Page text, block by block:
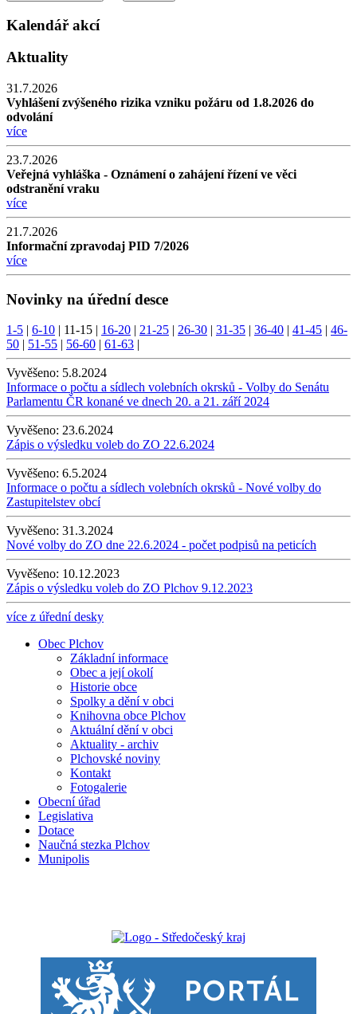
Kalendář akcí
Aktuality
31.7.2026
Vyhlášení zvýšeného rizika vzniku požáru od 1.8.2026 do
odvolání
více
23.7.2026
Veřejná vyhláška - Oznámení o zahájení řízení ve věci
odstranění vraku
více
21.7.2026
Informační zpravodaj PID 7/2026
více
Novinky na úřední desce
1-5 6-10 11-15 16-20 21-25 26-30 31-35 36-40 41-45
46-
50
51-55 56-60 61-63
Vyvěšeno: 5.8.2024
Informace o počtu a sídlech volebních okrsků - Volby do Senátu
Parlamentu ČR konané ve dnech 20. a 21. září 2024
Vyvěšeno: 23.6.2024
Zápis o výsledku voleb do ZO 22.6.2024
Vyvěšeno: 6.5.2024
Informace o počtu a sídlech volebních okrsků - Nové volby do
Zastupitelstev obcí
Vyvěšeno: 31.3.2024
Nové volby do ZO dne 22.6.2024 - počet podpisů na peticích
Vyvěšeno: 10.12.2023
Zápis o výsledku voleb do ZO Plchov 9.12.2023
více z úřední desky
Obec Plchov
Základní informace
Obec a její okolí
Historie obce
Spolky a dění v obci
Knihovna obce Plchov
Aktuální dění v obci
Aktuality - archiv
Plchovské noviny
Kontakt
Fotogalerie
Obecní úřad
Legislativa
Dotace
Naučná stezka Plchov
Munipolis